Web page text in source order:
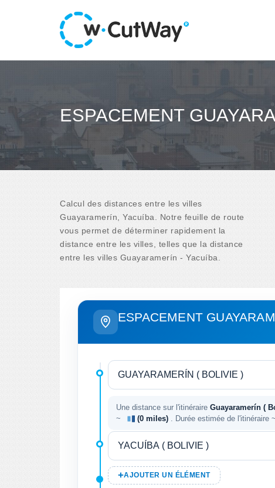
ESPACEMENT
Calcul des distances entre les villes
Guayaramerín, Yacuíba. Notre feuille de route
vous permet de déterminer rapidement la
distance entre les villes, telles que la distance
entre les villes Guayaramerín - Yacuíba.
ESPACEMENT
Une distance sur l'itinéraire Guayaramerín (
~
(0 miles) . Durée estimée de l'itinéraire ~
AJOUTER UN ÉLÉMENT